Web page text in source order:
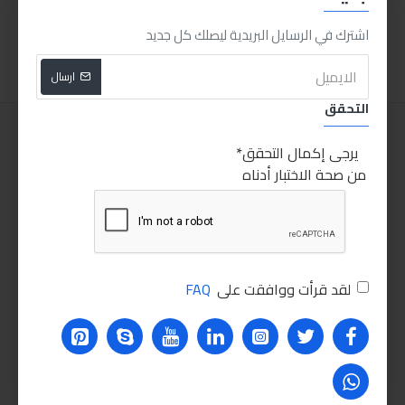
اشترك في الرسايل البريدية ليصلك كل جديد
ارسال
التحقق
يرجى إكمال التحقق
من صحة الاختبار أدناه
لقد قرأت ووافقت على FAQ
اضافة للسلة اضافة للسلة